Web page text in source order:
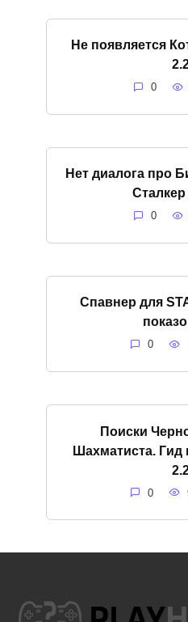
Не появляется
0
Нет диалога про
0
Спавнер для
0
Поиски
Шахматиста. Гид
2.2
0